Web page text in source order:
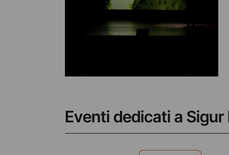
Eventi dedicati a Sigur